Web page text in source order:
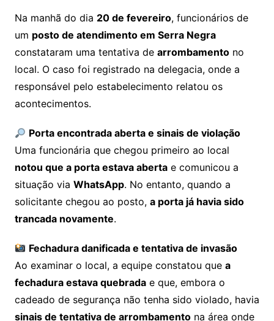
Na manhã do dia 20 de fevereiro, funcionários de
um posto de atendimento em Serra Negra
constataram uma tentativa de arrombamentono
local. O caso foi registrado na delegacia, onde a
responsável pelo estabelecimento relatou os
acontecimentos.
Porta encontrada aberta e sinais de violação
Uma funcionária que chegou primeiro ao local
notou que a porta estava abertae comunicou a
situação via WhatsApp. No entanto, quando a
solicitante chegou ao posto, a porta já havia sido
trancada novamente.
Fechadura danificada e tentativa de invasão
Ao examinar o local, a equipe constatou que a
fechadura estava quebradae que, embora o
cadeado de segurança não tenha sido violado, havia
sinais de tentativa de arrombamentona área onde